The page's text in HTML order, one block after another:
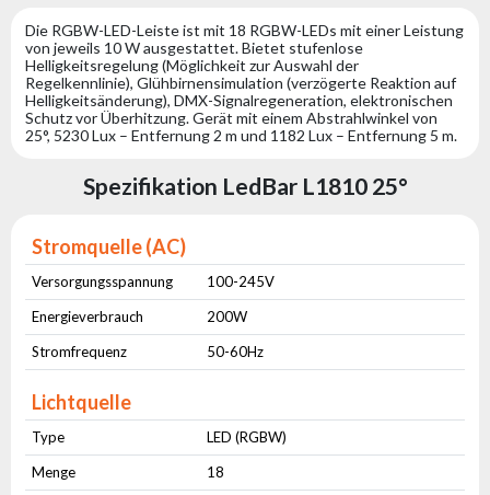
Die RGBW-LED-Leiste ist mit 18 RGBW-LEDs mit einer Leistung
von jeweils 10 W ausgestattet. Bietet stufenlose
Helligkeitsregelung (Möglichkeit zur Auswahl der
Regelkennlinie), Glühbirnensimulation (verzögerte Reaktion auf
Helligkeitsänderung), DMX-Signalregeneration, elektronischen
Schutz vor Überhitzung. Gerät mit einem Abstrahlwinkel von
25°, 5230 Lux – Entfernung 2 m und 1182 Lux – Entfernung 5 m.
Spezifikation LedBar L1810 25°
Stromquelle (AC)
Versorgungsspannung
100-245V
Energieverbrauch
200W
Stromfrequenz
50-60Hz
Lichtquelle
Type
LED (RGBW)
Menge
18